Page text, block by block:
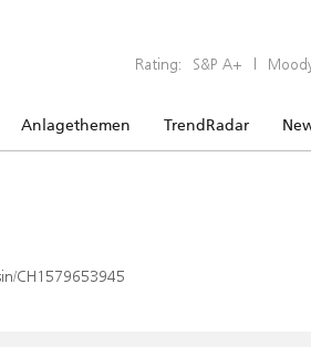
Rating: S&P A+ |
Anlagethemen TrendRadar
CH1579653945